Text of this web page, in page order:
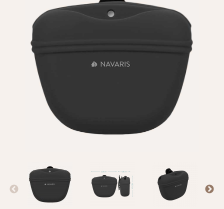
Оплата и доставка
Оптовым клиентам